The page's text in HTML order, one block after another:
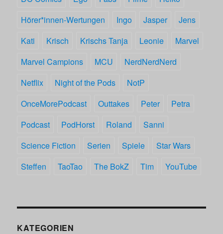
Hörer*innen-Wertungen
Ingo Jasper
Jens
Kati
Krisch Krischs Tanja Leonie
Marvel
Marvel Campions
MCU
NerdNerdNerd
Netflix
Night of the Pods
NotP
OnceMorePodcast
Outtakes Peter
Petra
Podcast
PodHorst Roland
Sanni
Science Fiction
Serien Spiele
Star Wars
Steffen
TaoTao The BokZ Tim YouTube
KATEGORIEN